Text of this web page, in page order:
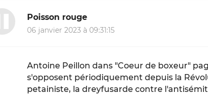
Poisson rouge
06 janvier 2023 à 09:31:15
Antoine Peillon dans "Coeur de boxeur"
s'opposent périodiquement depuis la
petainiste, la dreyfusarde contre